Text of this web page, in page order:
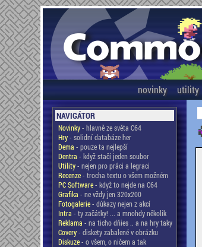
novinky utility
NAVIGÁTOR
Novinky- hlavně ze světa C64
Hry- solidní databáze her
Dema - pouze ta nejlepší
Dentra - když stačí jeden soubor
Utility- nejen pro práci a legraci
Recenze- trocha textu o všem možném
PC Software- když to nejde na C64
Grafika - ne vždy jen 320x200
Fotogalerie- důkazy nejen z akcí
Intra - ty začátky! ... a mnohdy několik
Reklama - na ticho dňies .. a na hry taky
Covery- diskety zabalené v obrázku
Diskuze- o všem, o ničem a tak